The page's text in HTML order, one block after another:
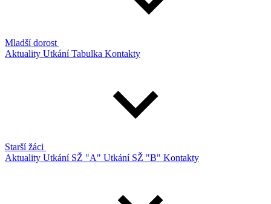
Mladší dorost
Aktuality UtkáníTabulka Kontakty
Starší žáci
Aktuality Utkání SŽ "A" Utkání SŽ "B" Kontakty